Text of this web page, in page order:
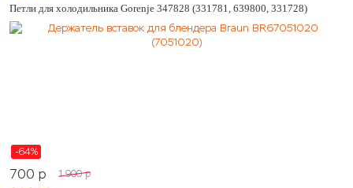
Петли для холодильника Gorenje 347828 (331781, 639800, 331728)
-64%
700 p 1 900 p